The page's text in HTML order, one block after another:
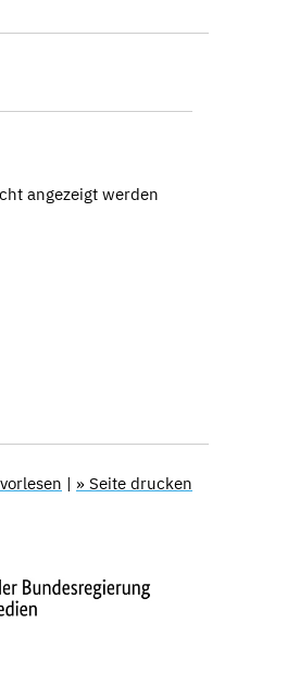
angezeigt werden
| » Seite drucken